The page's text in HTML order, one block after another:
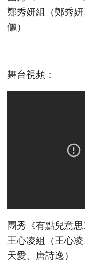
鄭秀妍組（鄭秀
儷）
舞台視頻：
團秀《有點兒意思
王心凌組（王心
天愛、唐詩逸）